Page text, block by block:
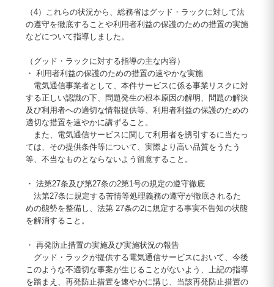
（4）これらの状況から、総務省はグッド・ラックに対して法
の遵守を徹底することや利用者利益の保護のための措置の実施
などについて指導しました。
（グッド・ラックに対する指導の主な内容）
・ 利用者利益の保護のための措置の速やかな実施
電気通信事業者として、本件サービスに係る事業リスクに対
する正しい認識の下、問題発生の根本原因の解明、問題の解決
及び利用者への適切な情報提供等、利用者利益の保護のための
適切な措置を速やかに講ずること。
また、電気通信サービスに関して利用者を誘引するに当たっ
ては、その提供条件等について、実際より高い品質をうたう
等、不当なものとならないよう留意すること。
・ 法第27条及び第27条の2第1号の規定の遵守徹底
法第27条に規定する苦情等処理義務の遵守が徹底されるた
めの態勢を整備し、法第 27条の2に規定する事実不告知の状態
を解消すること。
・ 再発防止措置の実施及び実施状況の報告
グッド・ラックが提供する電気通信サービスにおいて、今後
このような不適切な事案が生じることがないよう、上記の指導
を踏まえ、再発防止措置を速やかに講じ、当該再発防止措置の